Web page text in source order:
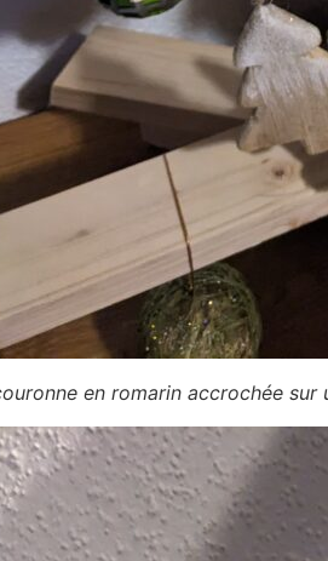
en romarin accrochée sur